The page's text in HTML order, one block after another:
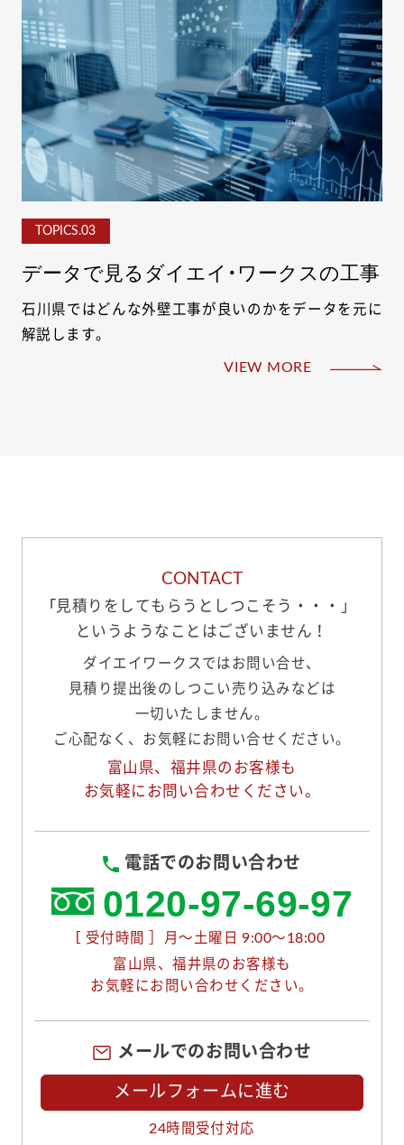
TOPICS.03
データで見るダイエイ・ワークスの工事
石川県ではどんな外壁工事が良いのかをデータを元に
解説します。
VIEW MORE
CONTACT
「 見積りをしてもらうとしつこそう・・・」
というようなことはございません！
ダイエイワークスではお問い合せ、
見積り提出後のしつこい売り込みなどは
一切いたしません。
ご心配なく、お気軽にお問い合せください。
富山県、福井県のお客様も
お気軽にお問い合わせください。
電話でのお問い合わせ
0120-97-69-97
受付時間 ］月〜土曜日 9:00〜18:00
富山県、福井県のお客様も
お気軽にお問い合わせください。
メールでのお問い合わせ
メールフォームに進む
24時間受付対応